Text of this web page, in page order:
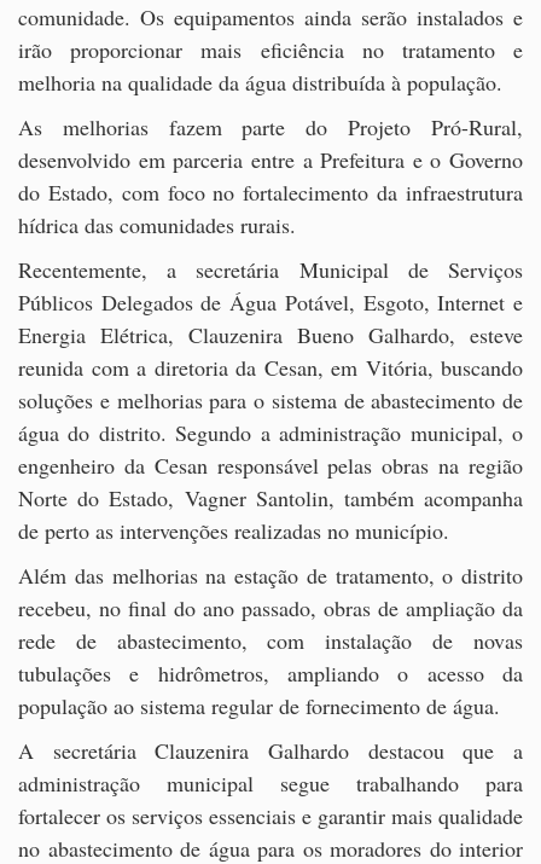
comunidade. Os equipamentos ainda serão instalados e
irão proporcionar mais eficiência no tratamento e
melhoria na qualidade da água distribuída à população.
As melhorias fazem parte do Projeto Pró-Rural,
desenvolvido em parceria entre a Prefeitura e o Governo
do Estado, com foco no fortalecimento da infraestrutura
hídrica das comunidades rurais.
Recentemente, a secretária Municipal de Serviços
Públicos Delegados de Água Potável, Esgoto, Internet e
Energia Elétrica, Clauzenira Bueno Galhardo, esteve
reunida com a diretoria da Cesan, em Vitória, buscando
soluções e melhorias para o sistema de abastecimento de
água do distrito. Segundo a administração municipal, o
engenheiro da Cesan responsável pelas obras na região
Norte do Estado, Vagner Santolin, também acompanha
de perto as intervenções realizadas no município.
Além das melhorias na estação de tratamento, o distrito
recebeu, no final do ano passado, obras de ampliação da
rede de abastecimento, com instalação de novas
tubulações e hidrômetros, ampliando o acesso da
população ao sistema regular de fornecimento de água.
A secretária Clauzenira Galhardo destacou que a
administração municipal segue trabalhando para
fortalecer os serviços essenciais e garantir mais qualidade
no abastecimento de água para os moradores do interior